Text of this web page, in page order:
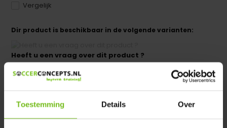
Toestemming Details Over
Vergelijk
Dir product is beschikbaar in de volgende varianten:
Heeft u een vraag over dit product ?
We helpen u graag met meer informatie
Productomschrijving